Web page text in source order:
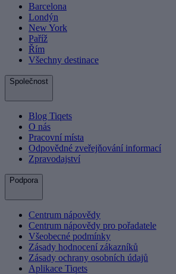
Barcelona
Londýn
New York
Paříž
Řím
Všechny destinace
Společnost
Blog Tiqets
O nás
Pracovní místa
Odpovědné zveřejňování informací
Zpravodajství
Podpora
Centrum nápovědy
Centrum nápovědy pro pořadatele
Všeobecné podmínky
Zásady hodnocení zákazníků
Zásady ochrany osobních údajů
Aplikace Tiqets